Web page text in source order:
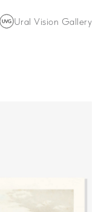
Ural Vision Gallery